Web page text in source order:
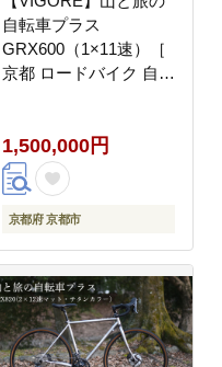
自転車プラス
GRX600（1×11速）［
京都 ロードバイク 自転
ア ツーリング ブランド
メーカー 取り寄せ 通販
ふるさと納税 ］
1,500,000円
京都府 京都市